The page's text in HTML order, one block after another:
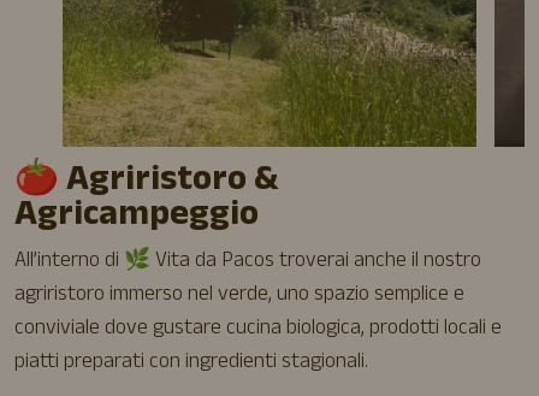
🍅Agriristoro &
Agricampeggio
All’interno di 🌿 Vita da Pacos troverai anche il nostro
agriristoro immerso nel verde, uno spazio semplice e
conviviale dove gustare cucina biologica, prodotti locali e
piatti preparati con ingredienti stagionali.